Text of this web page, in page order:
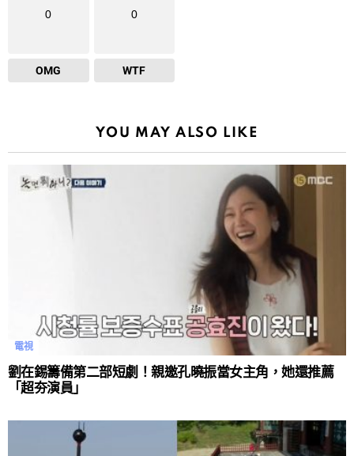
0
OMG
0
WTF
YOU MAY ALSO LIKE
電視
劉在錫籌備第二部短劇！親邀孔曉振當女主角，她還推薦
「超夯演員」